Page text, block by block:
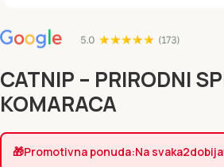
CATNIP – PRIRODNI
KOMARACA
🎁Promotivna ponuda:Na svaka2